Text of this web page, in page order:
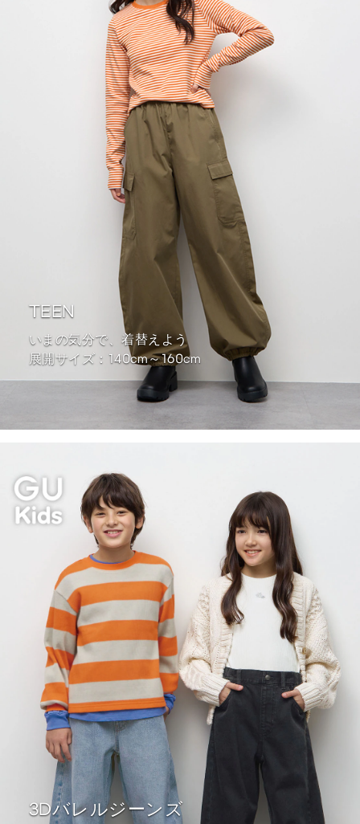
TEEN
いまの気分で、着替えよう
展開サイズ：140cm～160cm
3Dバレルジーンズ